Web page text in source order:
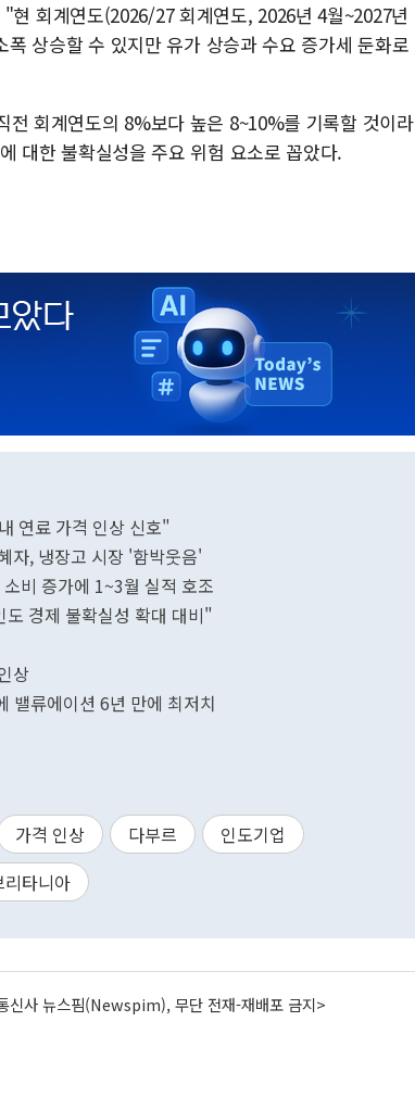
회계연도(2026/27 회계연도, 2026년 4월~2027년
상승할 수 있지만 유가 상승과 수요 증가세 둔화로
회계연도의 8%보다 높은 8~10%를 기록할 것이라
대한 불확실성을 주요 위험 요소로 꼽았다.
연료 가격 인상 신호"
자, 냉장고 시장 '함박웃음'
비 증가에 1~3월 실적 호조
경제 불확실성 확대 대비"
상
밸류에이션 6년 만에 최저치
가격 인상 다부르
인도기업
리타니아
신사 뉴스핌(Newspim), 무단 전재-재배포 금지>